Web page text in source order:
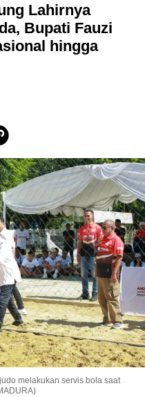
Lahirnya
Bupati Fauzi
hingga
melakukan servis bola saat